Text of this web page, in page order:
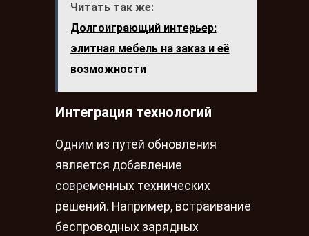
Читать так же:
Долгоиграющий интерьер:
элитная мебель на заказ и её
возможности
Интеграция технологий
Одним из путей обновления
является добавление
современных технических
решений. Например, встраивание
беспроводных зарядных